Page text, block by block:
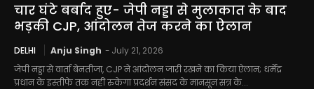
चार घंटे बर्बाद हुए- जेपी नड्डा से मुलाकात के बाद
भड़की CJP, आंदोलन तेज करने का ऐलान
DELHI Anju Singh - July 21, 2026
जेपी नड्डा से वार्ता बेनतीजा, CJP ने आंदोलन जारी रखने का किया ऐलान; धर्मेंद्र
प्रधान के इस्तीफे तक नहीं रुकेगा प्रदर्शन संसद के मानसून सत्र के...